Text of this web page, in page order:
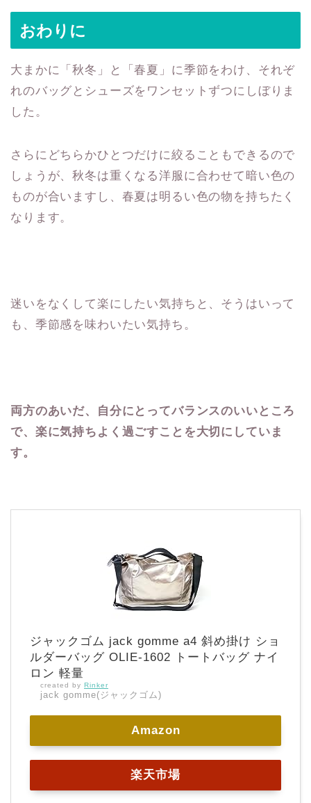
おわりに
大まかに「秋冬」と「春夏」に季節をわけ、それぞ
れのバッグとシューズをワンセットずつにしぼりま
した。
さらにどちらかひとつだけに絞ることもできるので
しょうが、秋冬は重くなる洋服に合わせて暗い色の
ものが合いますし、春夏は明るい色の物を持ちたく
なります。
迷いをなくして楽にしたい気持ちと、そうはいって
も、季節感を味わいたい気持ち。
両方のあいだ、自分にとってバランスのいいところ
で、楽に気持ちよく過ごすことを大切にしていま
す。
ジャックゴム jack gomme a4 斜め掛け ショ
ルダーバッグ OLIE-1602 トートバッグ ナイ
ロン 軽量
created by Rinker
jack gomme(ジャックゴム)
Amazon
楽天市場